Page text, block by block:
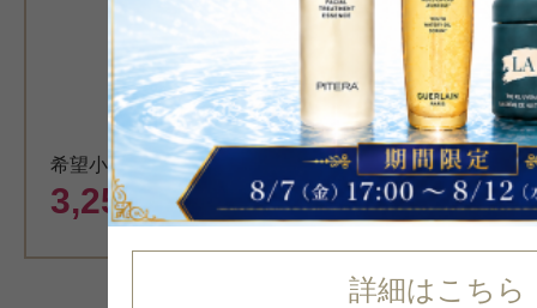
詳細はこちら
希望小売価格 3,300円
3,250 円（税込）
洗い流さな